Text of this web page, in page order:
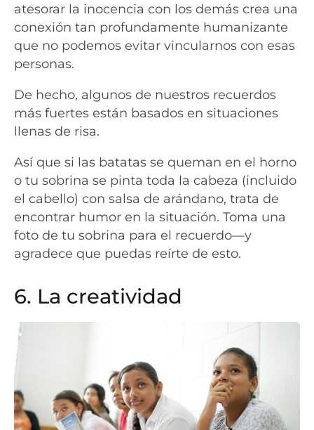
atesorar la inocencia con los demás crea una
conexión tan profundamente humanizante
que no podemos evitar vincularnos con esas
personas.
De hecho, algunos de nuestros recuerdos
más fuertes están basados en situaciones
llenas de risa.
Así que si las batatas se queman en el horno
o tu sobrina se pinta toda la cabeza (incluido
el cabello) con salsa de arándano, trata de
encontrar humor en la situación. Toma una
foto de tu sobrina para el recuerdo—y
agradece que puedas reírte de esto.
6. La creatividad